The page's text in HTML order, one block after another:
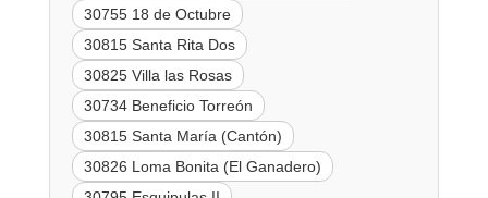
30755 18 de Octubre
30815 Santa Rita Dos
30825 Villa las Rosas
30734 Beneficio Torreón
30815 Santa María (Cantón)
30826 Loma Bonita (El Ganadero)